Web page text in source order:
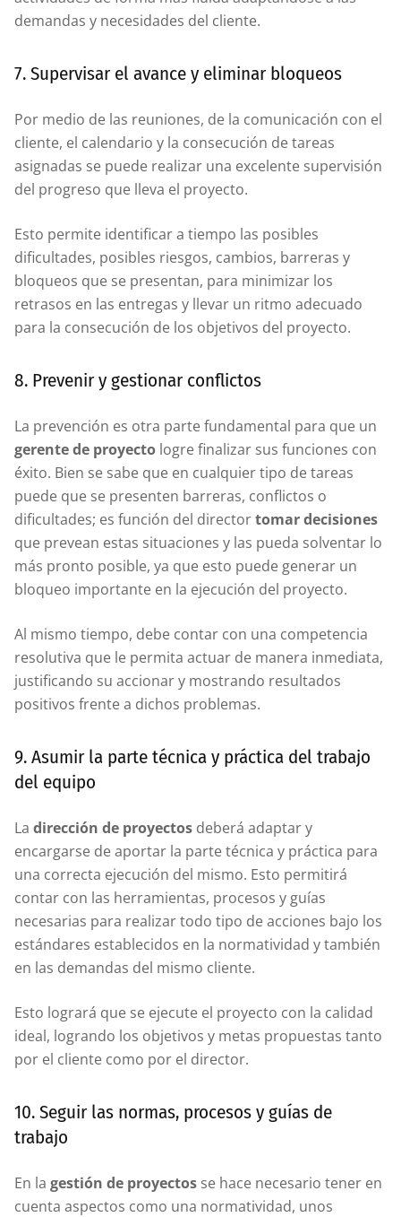
demandas y necesidades del cliente.
7. Supervisar el avance y eliminar bloqueos
Por medio de las reuniones, de la comunicación con el
cliente, el calendario y la consecución de tareas
asignadas se puede realizar una excelente supervisión
del progreso que lleva el proyecto.
Esto permite identificar a tiempo las posibles
dificultades, posibles riesgos, cambios, barreras y
bloqueos que se presentan, para minimizar los
retrasos en las entregas y llevar un ritmo adecuado
para la consecución de los objetivos del proyecto.
8. Prevenir y gestionar conflictos
La prevención es otra parte fundamental para que un
gerente de proyecto logre finalizar sus funciones con
éxito. Bien se sabe que en cualquier tipo de tareas
puede que se presenten barreras, conflictos o
dificultades; es función del directortomar decisiones
que prevean estas situaciones y las pueda solventar lo
más pronto posible, ya que esto puede generar un
bloqueo importante en la ejecución del proyecto.
Al mismo tiempo, debe contar con una competencia
resolutiva que le permita actuar de manera inmediata,
justificando su accionar y mostrando resultados
positivos frente a dichos problemas.
9. Asumir la parte técnica y práctica del trabajo
del equipo
La dirección de proyectos deberá adaptar y
encargarse de aportar la parte técnica y práctica para
una correcta ejecución del mismo. Esto permitirá
contar con las herramientas, procesos y guías
necesarias para realizar todo tipo de acciones bajo los
estándares establecidos en la normatividad y también
en las demandas del mismo cliente.
Esto logrará que se ejecute el proyecto con la calidad
ideal, logrando los objetivos y metas propuestas tanto
por el cliente como por el director.
10. Seguir las normas, procesos y guías de
trabajo
En la gestión de proyectos se hace necesario tener en
cuenta aspectos como una normatividad, unos